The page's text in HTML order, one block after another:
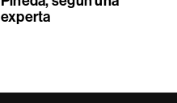
experta